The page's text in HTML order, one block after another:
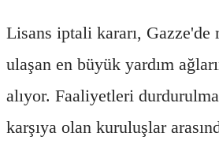
Lisans iptali kararı,
ulaşan en büyük yardım
alıyor. Faaliyetleri
karşıya olan kuruluşlar